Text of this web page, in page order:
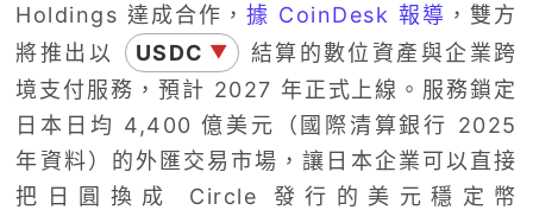
Holdings 達成合作，據 CoinDesk 報導 ，雙方
將推出以
USDC ▼
結算的數位資產與企業跨
境支付服務，預計 2027 年正式上線。服務鎖定
日本日均 4,400 億美元（國際清算銀行 2025
年資料）的外匯交易市場，讓日本企業可以直接
把日圓換成 Circle 發行的美元穩定幣